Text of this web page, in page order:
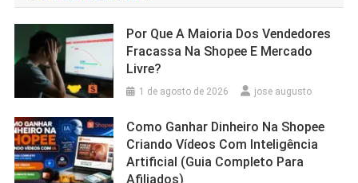
Por Que A Maioria Dos Vendedores
Fracassa Na Shopee E Mercado
Livre?
1 de agosto de 2026 jose augusto
Como Ganhar Dinheiro Na Shopee
Criando Vídeos Com Inteligência
Artificial (Guia Completo Para
Afiliados)